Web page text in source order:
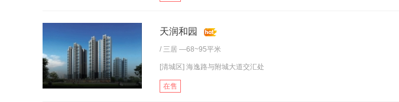
天润和园
/ 三居 —68~95平米
[清城区] 海逸路与附城大道交汇处
在售